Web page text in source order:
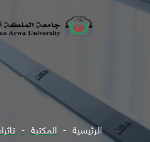
الرئيسية المكتبة